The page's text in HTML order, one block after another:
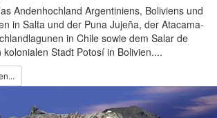
Andenhochland Argentiniens, Boliviens und
in Salta und der Puna Jujeña, der Atacama-
in Chile sowie dem Salar de
kolonialen Stadt Potosí in Bolivien....